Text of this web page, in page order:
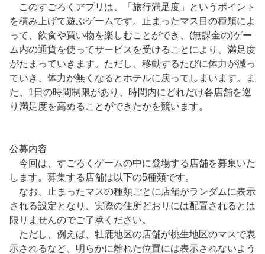
このすごろくアプリは、「旅行満足度」というポイント
を積み上げて遊ぶゲームです。止まったマス目の種類によ
って、飲食や買い物を楽しむことができ、(無課金の)ゲー
ム内の通貨を使ってサービスを受けることにより、満足度
がたまっていきます。ただし、移動するたびに体力が減っ
ていき、体力が無くなるとホテルに戻ってしまいます。ま
た、1日の時間制限があり、時間内にどれだけ各店舗を巡
り満足度を高めることができたかを競います。
公募内容
今回は、すごろくゲームの中に登場する店舗を募集いた
します。募集する店舗は以下の5種類です。
なお、止まったマスの種類ごとに店舗がランダムに表示
される設定となり、実際の住所どおりには配置されるとは
限りませんのでご了承ください。
ただし、例えば、牡鹿地区の店舗が桃生地区のマスで表
示されるなど、明らかに離れた位置には表示されないよう